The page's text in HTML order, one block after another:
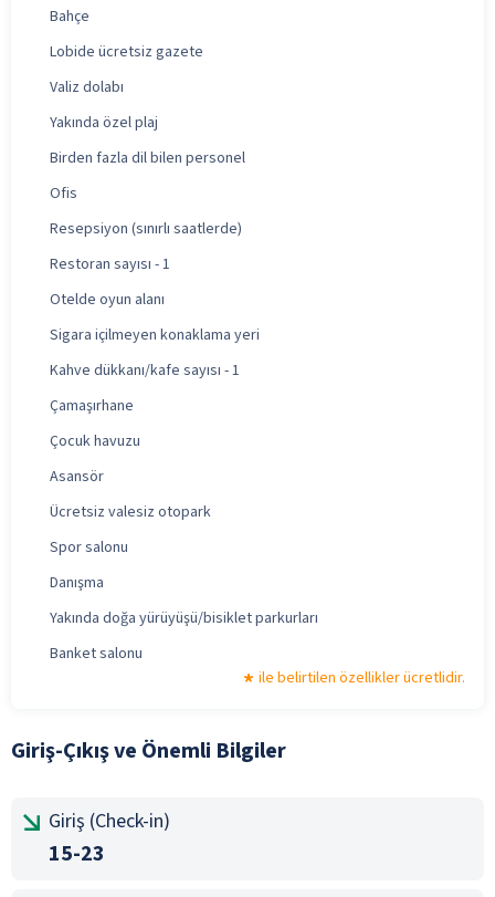
Bahçe
Lobide ücretsiz gazete
Valiz dolabı
Yakında özel plaj
Birden fazla dil bilen personel
Ofis
Resepsiyon (sınırlı saatlerde)
Restoran sayısı - 1
Otelde oyun alanı
Sigara içilmeyen konaklama yeri
Kahve dükkanı/kafe sayısı - 1
Çamaşırhane
Çocuk havuzu
Asansör
Ücretsiz valesiz otopark
Spor salonu
Danışma
Yakında doğa yürüyüşü/bisiklet parkurları
Banket salonu
ile belirtilen özellikler ücretlidir.
Giriş-Çıkış ve Önemli Bilgiler
Giriş (Check-in)
15-23